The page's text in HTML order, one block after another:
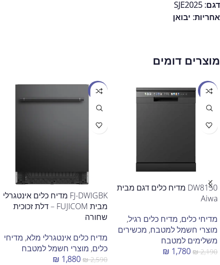
דגם: SJE2025
אחריות: יבואן
מוצרים דומים
מבצע
DW8150 מדיח כלים דגם מבית
Aiwa
מדיחי כלים, מדיח כלים רגיל,
מוצרי חשמל למטבח, מכשירים
משלימים למטבח
₪2,190
₪ 1,780
מבצע
FJ-DWIGBK מדיח כלים אינטגרלי
מבית FUJICOM – דלת זכוכית
שחורה
מדיח כלים אינטגרלי מלא, מדיחי
כלים, מוצרי חשמל למטבח
₪2,590
₪ 1,880